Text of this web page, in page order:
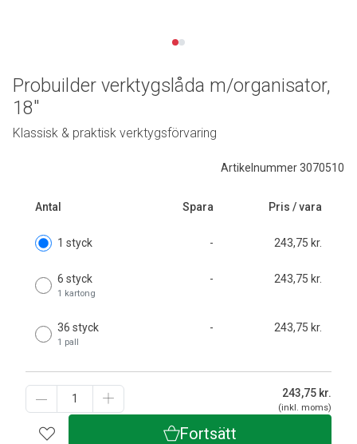
Artikelnummer 3070510
Antal Spara Pris / vara
1 styck - 243,75 kr.
6 styck
1 kartong
- 243,75 kr.
36 styck
1 pall
- 243,75 kr.
243,75 kr.
(inkl. moms)
Fortsätt
Probuilder verktygslåda m/organisator,
18"
Klassisk & praktisk verktygsförvaring